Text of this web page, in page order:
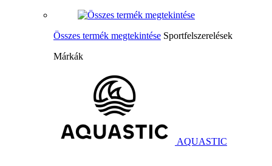
Összes termék megtekintése Sportfelszerelések
Márkák
AQUASTIC